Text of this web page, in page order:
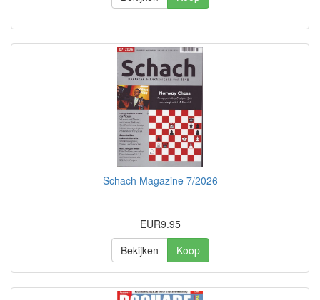
Schach Magazine 7/2026
EUR9.95
Bekijken
Koop